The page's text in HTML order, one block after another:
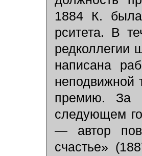
1884 К. была
рситета. В
редколлегии
написана
неподвижной
премию. За
следующем
— автор
счастье»